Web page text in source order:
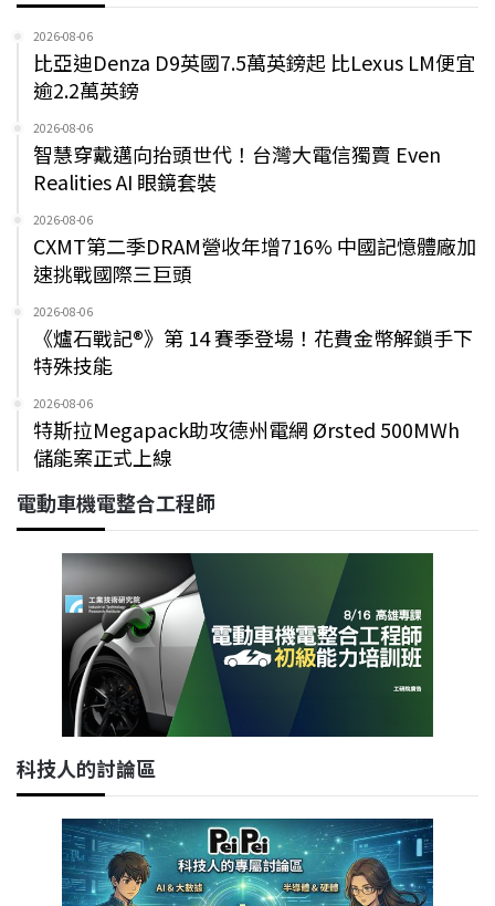
2026-08-06
比亞迪Denza D9英國7.5萬英鎊起 比Lexus LM便宜
逾2.2萬英鎊
2026-08-06
智慧穿戴邁向抬頭世代！台灣大電信獨賣 Even
Realities AI 眼鏡套裝
2026-08-06
CXMT第二季DRAM營收年增716% 中國記憶體廠加
速挑戰國際三巨頭
2026-08-06
《爐石戰記®》第 14 賽季登場！花費金幣解鎖手下
特殊技能
2026-08-06
特斯拉Megapack助攻德州電網 Ørsted 500MWh
儲能案正式上線
電動車機電整合工程師
科技人的討論區